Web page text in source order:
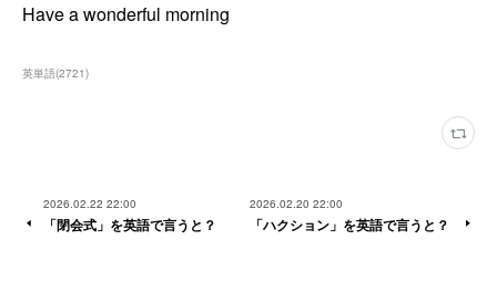
Have a wonderful morning
英単語(2721)
2026.02.22 22:00
「閉会式」を英語で言うと？
2026.02.20 22:00
「ハクション」を英語で言うと？